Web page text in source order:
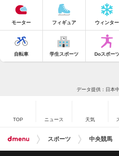
モーター フィギュア ウィンター
自転車 学生スポーツ Doスポー
データ提供：日本
TOP ニュース 天気
スポーツ 中央競馬